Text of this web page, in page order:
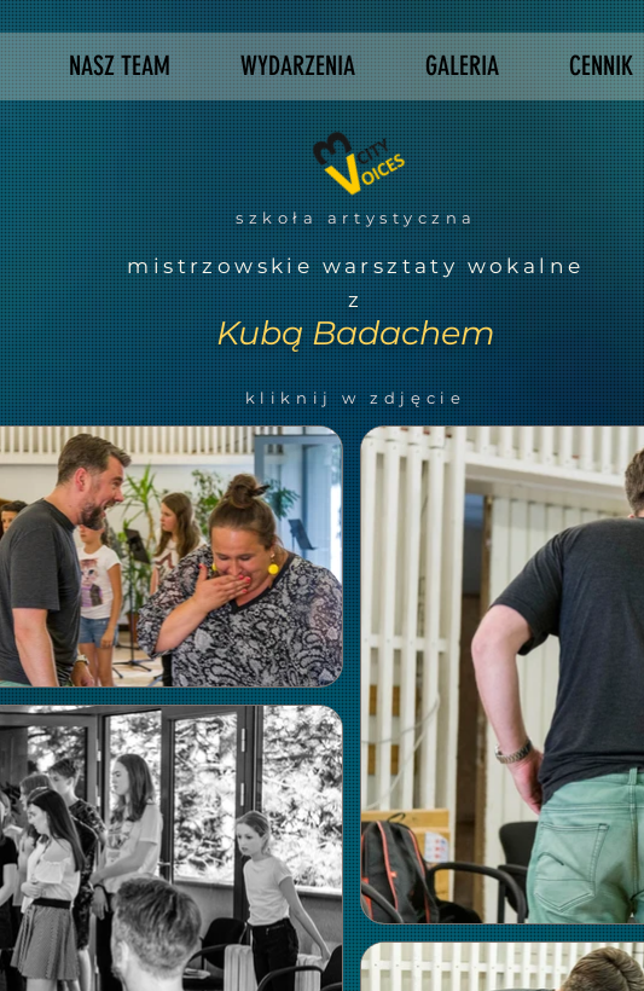
NASZ TEAM WYDARZENIA GALERIA CENNIK
szkoła artystyczna
mistrzowskie warsztaty wokalne
z
Kubą Badachem
kliknij w zdjęcie